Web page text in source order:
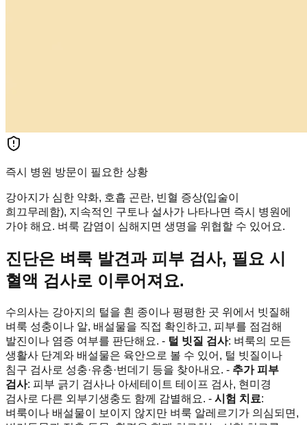
즉시 병원 방문이 필요한 상황
강아지가 심한 약화, 호흡 곤란, 빈혈 증상(입술이
희끄무레함), 지속적인 구토나 설사가 나타나면 즉시 병원에
가야 해요. 벼룩 감염이 심해지면 생명을 위협할 수 있어요.
진단은 벼룩 발견과 피부 검사, 필요 시
혈액 검사로 이루어져요.
수의사는 강아지의 털을 흰 종이나 평평한 곳 위에서 빗질해
벼룩 성충이나 알, 배설물을 직접 확인하고, 피부를 점검해
발진이나 염증 여부를 판단해요. - 털 빗질 검사: 벼룩의 모든
생활사 단계와 배설물은 육안으로 볼 수 있어, 털 빗질이나
침구 검사로 성충·유충·번데기 등을 찾아내요. - 추가 피부
검사: 피부 긁기 검사나 아세테이트 테이프 검사, 현미경
검사로 다른 외부기생충도 함께 감별해요. - 시험 치료:
벼룩이나 배설물이 보이지 않지만 벼룩 알레르기가 의심되면,